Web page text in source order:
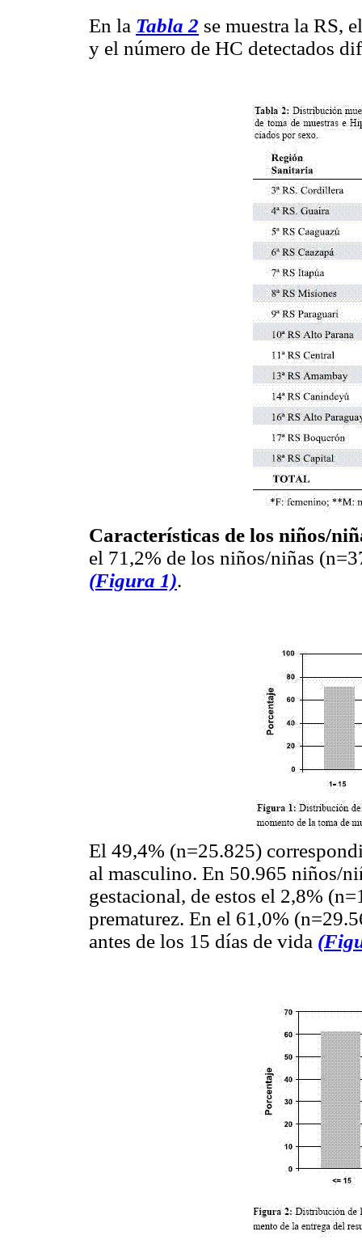
En la Tabla 2 se muestra la RS,
y el número de HC detectados
Características de los niños/
el 71,2% de los niños/niñas
(Figura 1).
El 49,4% (n=25.825)
al masculino. En 50.965 niños/
gestacional, de estos el 2,8%
prematurez. En el 61,0%
antes de los 15 días de vida